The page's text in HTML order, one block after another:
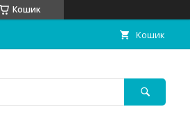
Кошик
Кошик